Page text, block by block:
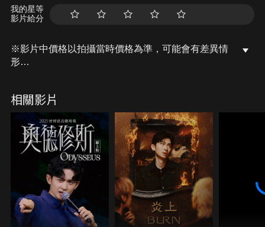
我的星等
影片給分
※影片中價格以拍攝當時價格為準，可能會有差異情
形
喔！大家如果前往公共場所一定要戴上口罩、謹慎防
疫；店家人潮眾多時不建議前往喔 請大家多多見諒！
在這邊可以搶先14天看到三原JAPAN的影片喔！
未來也請大家多多指教！也要記得訂閱三原JAPAN的
三原JAPAN官方 LINE～： @sanyuanjapan（別忘
記加@ 喔～）
相關影片